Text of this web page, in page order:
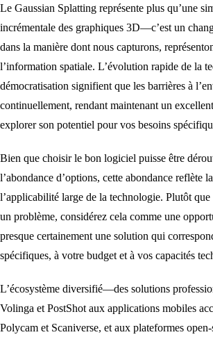
Le Gaussian Splatting représente plus qu’une
incrémentale des graphiques 3D—c’est un
dans la manière dont nous capturons,
l’information spatiale. L’évolution rapide de la
démocratisation signifient que les barrières à
continuellement, rendant maintenant un
explorer son potentiel pour vos besoins
Bien que choisir le bon logiciel puisse être
l’abondance d’options, cette abondance reflète
l’applicabilité large de la technologie. Plutôt
un problème, considérez cela comme une
presque certainement une solution qui
spécifiques, à votre budget et à vos capacités
L’écosystème diversifié—des solutions
Volinga et PostShot aux applications mobiles
Polycam et Scaniverse, et aux plateformes